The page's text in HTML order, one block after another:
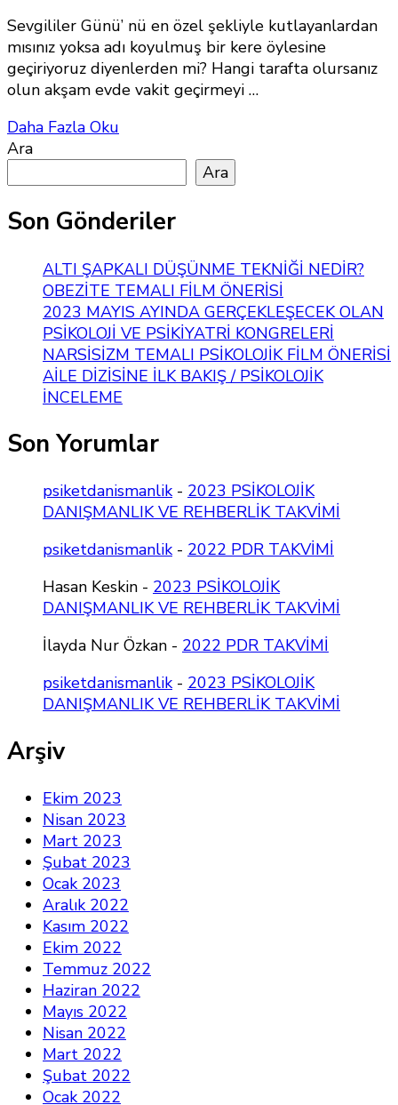
Sevgililer Günü’ nü en özel şekliyle kutlayanlardan
mısınız yoksa adı koyulmuş bir kere öylesine
geçiriyoruz diyenlerden mi? Hangi tarafta olursanız
olun akşam evde vakit geçirmeyi …
Daha Fazla Oku
Ara
Ara
Son Gönderiler
ALTI ŞAPKALI DÜŞÜNME TEKNİĞİ NEDİR?
OBEZİTE TEMALI FİLM ÖNERİSİ
2023 MAYIS AYINDA GERÇEKLEŞECEK OLAN
PSİKOLOJİ VE PSİKİYATRİ KONGRELERİ
NARSİSİZM TEMALI PSİKOLOJİK FİLM ÖNERİSİ
AİLE DİZİSİNE İLK BAKIŞ / PSİKOLOJİK
İNCELEME
Son Yorumlar
psiketdanismanlik- 2023 PSİKOLOJİK
DANIŞMANLIK VE REHBERLİK TAKVİMİ
psiketdanismanlik- 2022 PDR TAKVİMİ
Hasan Keskin - 2023 PSİKOLOJİK
DANIŞMANLIK VE REHBERLİK TAKVİMİ
İlayda Nur Özkan - 2022 PDR TAKVİMİ
psiketdanismanlik- 2023 PSİKOLOJİK
DANIŞMANLIK VE REHBERLİK TAKVİMİ
Arşiv
Ekim 2023
Nisan 2023
Mart 2023
Şubat 2023
Ocak 2023
Aralık 2022
Kasım 2022
Ekim 2022
Temmuz 2022
Haziran 2022
Mayıs 2022
Nisan 2022
Mart 2022
Şubat 2022
Ocak 2022